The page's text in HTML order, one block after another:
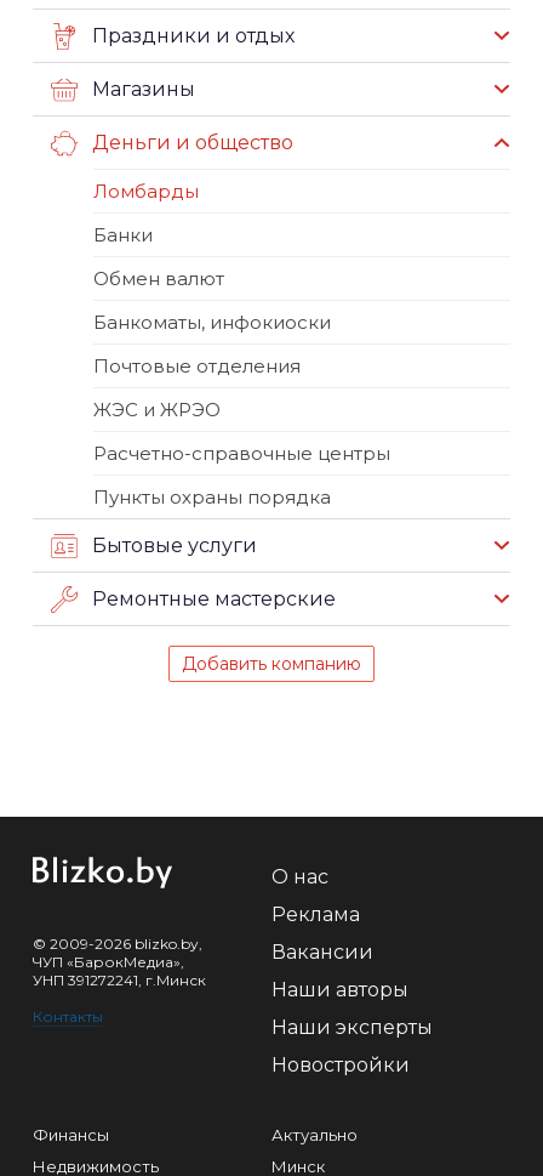
Праздники и отдых
Магазины
Деньги и общество
Ломбарды
Банки
Обмен валют
Банкоматы, инфокиоски
Почтовые отделения
ЖЭС и ЖРЭО
Расчетно-справочные центры
Пункты охраны порядка
Бытовые услуги
Ремонтные мастерские
Добавить компанию
© 2009-2026 blizko.by,
ЧУП «БарокМедиа»,
УНП 391272241, г.Минск
Контакты
О нас
Реклама
Вакансии
Наши авторы
Наши эксперты
Новостройки
Финансы
Недвижимость
Актуально
Минск